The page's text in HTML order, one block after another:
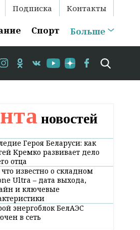
Подписка Контакты
Спорт Больше
Гродно временно
новостей
Героя Беларуси: как
Кремко развивает дело
отца
что известно о складном
Ultra – дата выхода,
и ключевые
энергоблок БелАЭС
в сеть